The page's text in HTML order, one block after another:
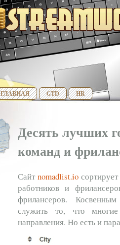
ГЛАВНАЯ GTD HR
Десять лучших
команд и
Сайтnomadlist.io
работников и
фрилансеров.
служить то, что
направления. Но есть и